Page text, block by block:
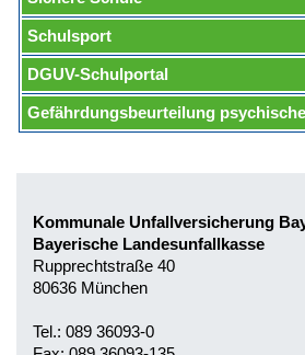
Schulsport
DGUV-Schulportal
Gefährdungsbeurteilung
Kommunale Unfallversicherung
Bayerische Landesunfallkasse
Rupprechtstraße 40
80636 München
Tel.: 089 36093-0